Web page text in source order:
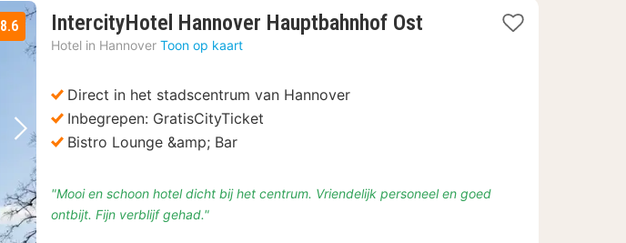
Volgende foto
8.6 IntercityHotel Hannover Hauptbahnhof Ost
Hotel in Hannover Toon op kaart
Direct in het stadscentrum van Hannover
Inbegrepen: GratisCityTicket
Bistro Lounge &amp; Bar
"Mooi en schoon hotel dicht bij het centrum. Vriendelijk personeel en goed
ontbijt. Fijn verblijf gehad."